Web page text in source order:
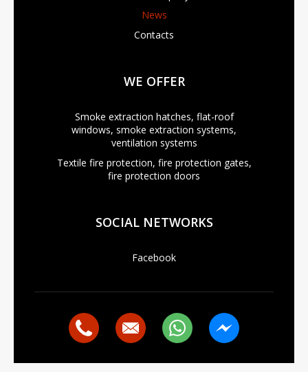
News
Contacts
WE OFFER
Smoke extraction hatches, flat-roof
windows, smoke extraction systems,
ventilation systems
Textile fire protection, fire protection gates,
fire protection doors
SOCIAL NETWORKS
Facebook